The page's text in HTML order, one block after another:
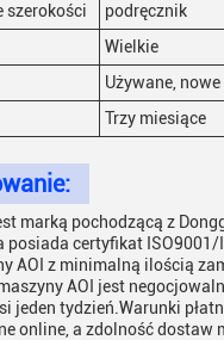
szerokości
podręcznik
Wielkie
Używane, nowe
Trzy miesiące
marką pochodzącą z
posiada certyfikat ISO9001/
AOI z minimalną ilością
AOI jest
jeden tydzień.Warunki
online, a zdolność dostaw